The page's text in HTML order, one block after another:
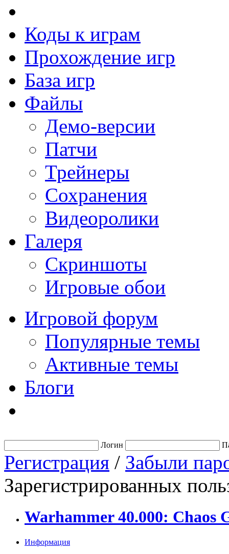
Коды к играм
Прохождение игр
База игр
Файлы
Демо-версии
Патчи
Трейнеры
Сохранения
Видеоролики
Галеря
Скриншоты
Игровые обои
Игровой форум
Популярные темы
Активные темы
Блоги
Логин
Регистрация / Забыли
Зарегистрированных
Warhammer 40.000: Chaos
Информация